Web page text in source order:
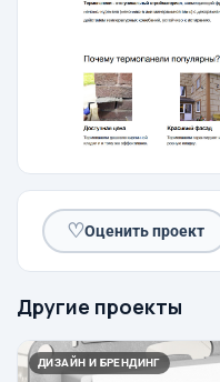
♡Оценить проект
Другие проекты
ДИЗАЙН И БРЕНДИНГ